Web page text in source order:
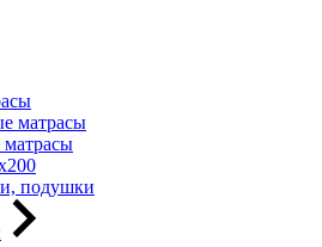
матрасы
матрасы
подушки